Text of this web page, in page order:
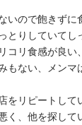
いので飽きずに
とりしていてし
コリ食感が良
もない、メンマ
をリピートして
く、他を探して